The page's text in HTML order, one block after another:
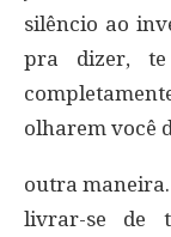
silêncio ao
pra dizer,
olharem você
outra maneira.
livrar-se de